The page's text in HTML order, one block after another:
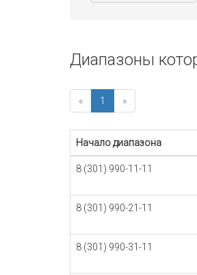
Диапазоны
« 1 »
Начало диапазона
8 (301) 990-11-11
8 (301) 990-21-11
8 (301) 990-31-11